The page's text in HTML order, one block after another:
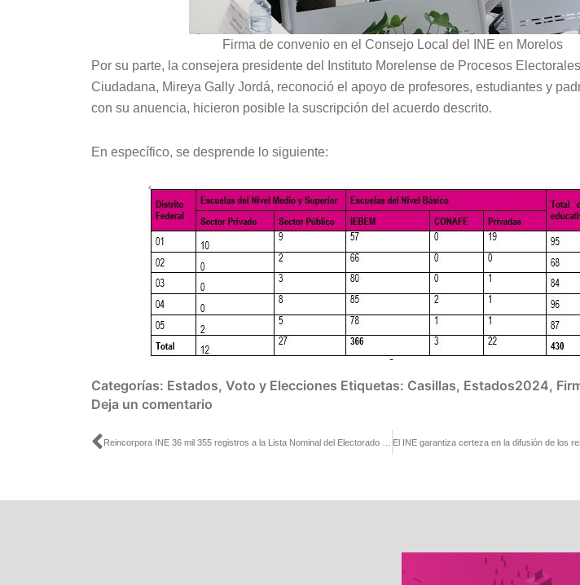
Firma de convenio en el Consejo Local del INE en Morelos
Por su parte, la consejera presidente del Instituto Morelense de Procesos
Ciudadana, Mireya Gally Jordá, reconoció el apoyo de profesores, estudiantes y
con su anuencia, hicieron posible la suscripción del acuerdo descrito.
En específico, se desprende lo siguiente:
Categorías: Estados, Voto y Elecciones Etiquetas: Casillas, Estados2024,
Deja un comentario
Ant